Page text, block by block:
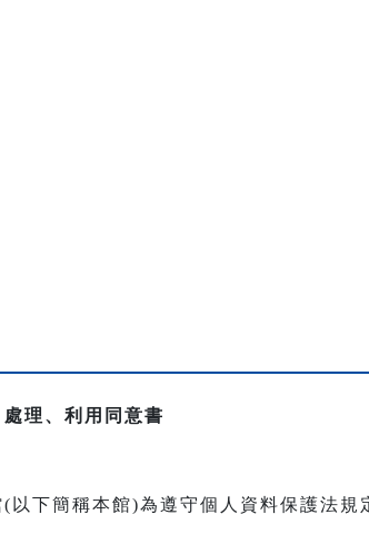
理、利用同意書
(以下簡稱本館)為遵守個人資料保護法